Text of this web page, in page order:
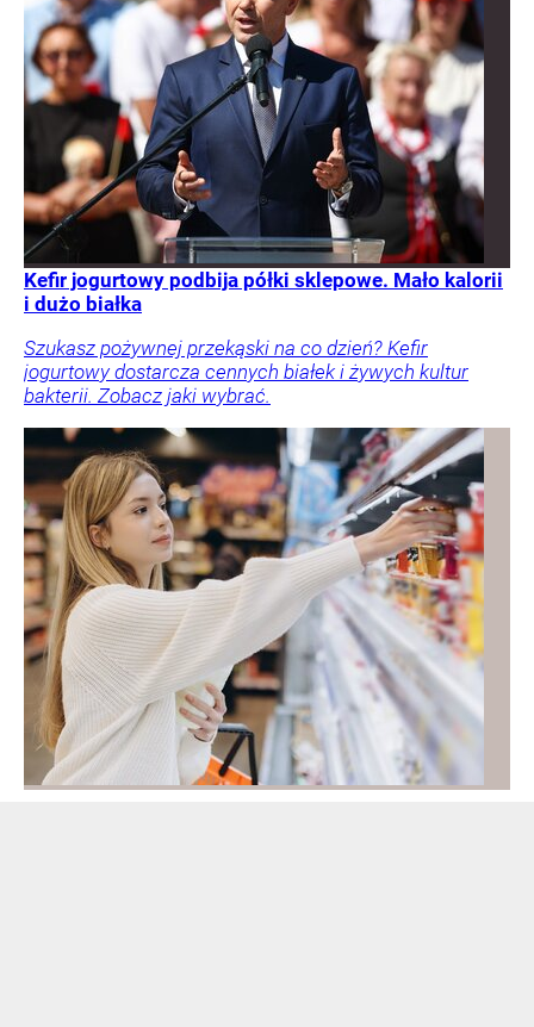
Kefir jogurtowy podbija półki sklepowe. Mało kalorii
i dużo białka
Szukasz pożywnej przekąski na co dzień? Kefir
jogurtowy dostarcza cennych białek i żywych kultur
bakterii. Zobacz jaki wybrać.